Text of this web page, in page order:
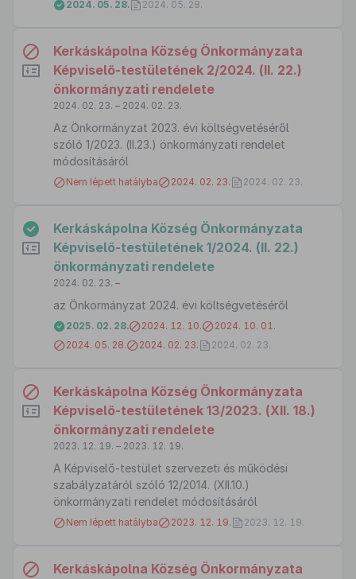
2024. 05. 28. 2024. 05. 28.
Kerkáskápolna Község Önkormányzata
Képviselő-testületének 2/2024. (II. 22.)
önkormányzati rendelete
2024. 02. 23. – 2024. 02. 23.
Az Önkormányzat 2023. évi költségvetéséről
szóló 1/2023. (II.23.) önkormányzati rendelet
módosításáról
Nem lépett hatályba 2024. 02. 23. 2024. 02. 23.
Kerkáskápolna Község Önkormányzata
Képviselő-testületének 1/2024. (II. 22.)
önkormányzati rendelete
2024. 02. 23. –
az Önkormányzat 2024. évi költségvetéséről
2025. 02. 28. 2024. 12. 10.
2024. 10. 01.
2024. 05. 28.
2024. 02. 23. 2024. 02. 23.
Kerkáskápolna Község Önkormányzata
Képviselő-testületének 13/2023. (XII. 18.)
önkormányzati rendelete
2023. 12. 19. – 2023. 12. 19.
A Képviselő-testület szervezeti és működési
szabályzatáról szóló 12/2014. (XII.10.)
önkormányzati rendelet módosításáról
Nem lépett hatályba 2023. 12. 19. 2023. 12. 19.
Kerkáskápolna Község Önkormányzata